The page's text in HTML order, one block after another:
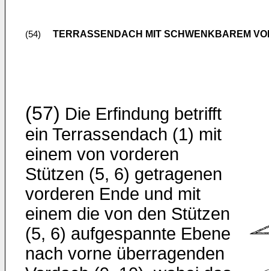
(54) TERRASSENDACH MIT SCHWENKBAREM
(57) Die Erfindung betrifft
ein Terrassendach (1) mit
einem von vorderen
Stützen (5, 6) getragenen
vorderen Ende und mit
einem die von den Stützen
(5, 6) aufgespannte Ebene
nach vorne überragenden